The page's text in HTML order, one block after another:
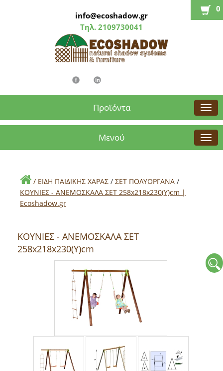
info@ecoshadow.gr
Τηλ. 2109730041
0
Προϊόντα
Μενού
/ ΕΙΔΗ ΠΑΙΔΙΚΗΣ ΧΑΡΑΣ / ΣΕΤ ΠΟΛΥΟΡΓΑΝΑ /
ΚΟΥΝΙΕΣ - ΑΝΕΜΟΣΚΑΛΑ ΣΕΤ 258x218x230(Y)cm |
Εcoshadow.gr
ΚΟΥΝΙΕΣ - ΑΝΕΜΟΣΚΑΛΑ ΣΕΤ
258x218x230(Y)cm